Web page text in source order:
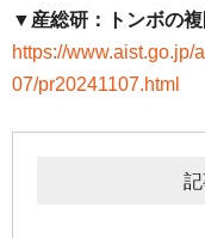
▼産総研：トンボの
https://www.aist.go.jp/
07/pr20241107.html